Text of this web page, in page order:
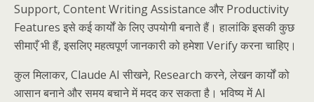
Support, Content Writing Assistance और Productivity
Features इसे कई कार्यों के लिए उपयोगी बनाते हैं। हालांकि इसकी कुछ
सीमाएँ भी हैं, इसलिए महत्वपूर्ण जानकारी को हमेशा Verify करना चाहिए।
कुल मिलाकर, Claude AI सीखने, Research करने, लेखन कार्यों को
आसान बनाने और समय बचाने में मदद कर सकता है। भविष्य में AI